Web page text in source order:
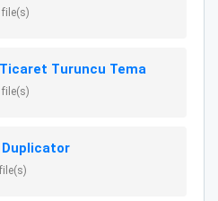
file(s)
Turuncu Tema
file(s)